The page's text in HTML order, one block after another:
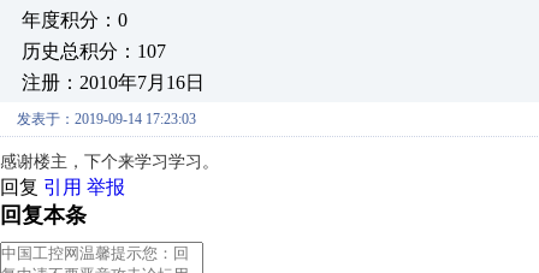
年度积分：0
历史总积分：107
注册：2010年7月16日
发表于：2019-09-14 17:23:03
感谢楼主，下个来学习学习。
回复 引用 举报
回复本条